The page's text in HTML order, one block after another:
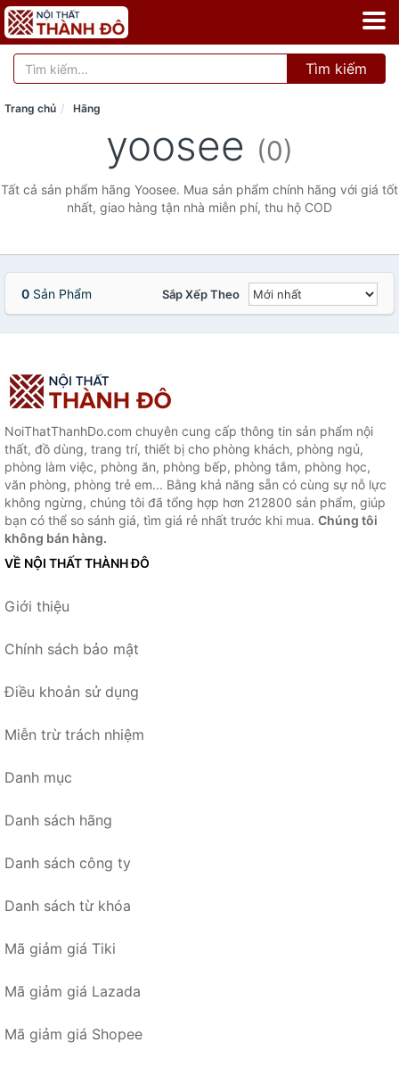
Tìm kiếm
Trang chủ Hãng
yoosee (0)
Tất cả sản phẩm hãng Yoosee. Mua sản phẩm chính hãng với giá tốt
nhất, giao hàng tận nhà miễn phí, thu hộ COD
0 Sản Phẩm Sắp Xếp Theo
NoiThatThanhDo.com chuyên cung cấp thông tin sản phẩm nội
thất, đồ dùng, trang trí, thiết bị cho phòng khách, phòng ngủ,
phòng làm việc, phòng ăn, phòng bếp, phòng tắm, phòng học,
văn phòng, phòng trẻ em... Bằng khả năng sẵn có cùng sự nỗ lực
không ngừng, chúng tôi đã tổng hợp hơn 212800 sản phẩm, giúp
bạn có thể so sánh giá, tìm giá rẻ nhất trước khi mua. Chúng tôi
không bán hàng.
VỀ NỘI THẤT THÀNH ĐÔ
Giới thiệu
Chính sách bảo mật
Điều khoản sử dụng
Miễn trừ trách nhiệm
Danh mục
Danh sách hãng
Danh sách công ty
Danh sách từ khóa
Mã giảm giá Tiki
Mã giảm giá Lazada
Mã giảm giá Shopee